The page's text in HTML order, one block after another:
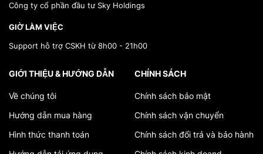
Công ty cổ phần đầu tư Sky Holdings
GIỜ LÀM VIỆC
Support hỗ trợ CSKH từ 8h00 - 21h00
GIỚI THIỆU & HƯỚNG DẪN
Về chúng tôi
Hướng dẫn mua hàng
Hình thức thanh toán
CHÍNH SÁCH
Chính sách bảo mật
Chính sách vận chuyển
Chính sách đổi trả và bảo hành